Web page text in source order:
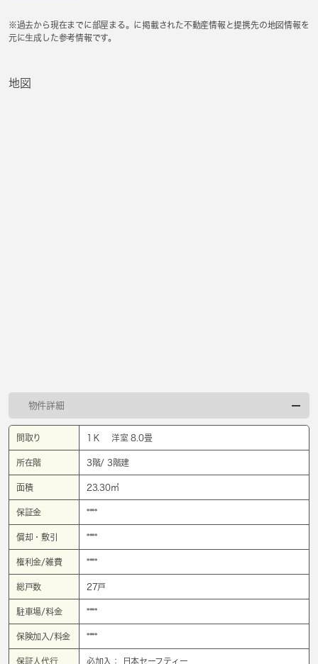
※過去から現在までに部屋まる。に掲載された不動産情報と提携先の地図情報を
元に生成した参考情報です。
地図
物件詳細
間取り 1Ｋ 洋室 8.0畳
所在階 3階/ 3階建
面積 23.30㎡
保証金 ****
償却・敷引 ****
権利金/雑費 ****
総戸数 27戸
駐車場/料金 ****
保険加入/料金 ****
保証人代行 必加入： 日本セーフティー